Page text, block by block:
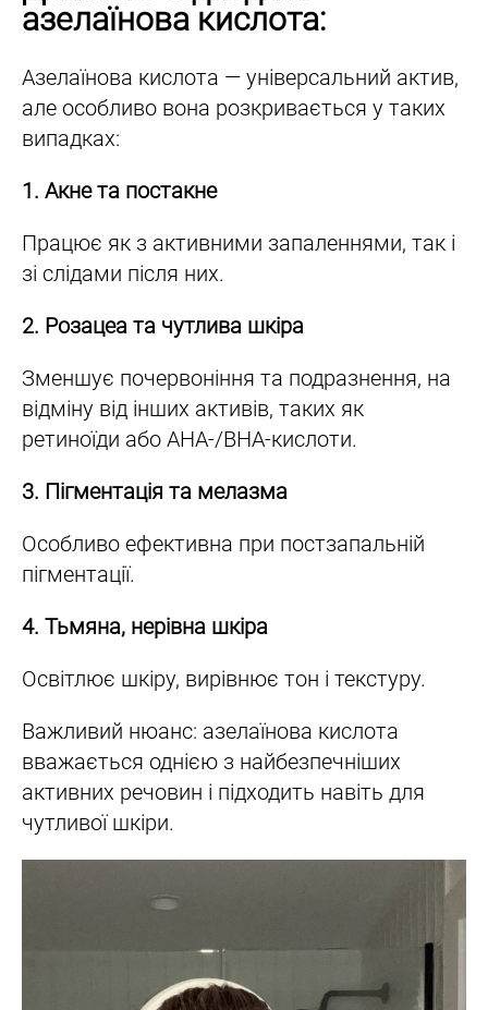
азелаїнова кислота:
Азелаїнова кислота — універсальний актив,
але особливо вона розкривається у таких
випадках:
1. Акне та постакне
Працює як з активними запаленнями, так і
зі слідами після них.
2. Розацеа та чутлива шкіра
Зменшує почервоніння та подразнення, на
відміну від інших активів, таких як
ретиноїди або AHA-/BHA-кислоти.
3. Пігментація та мелазма
Особливо ефективна при постзапальній
пігментації.
4. Тьмяна, нерівна шкіра
Освітлює шкіру, вирівнює тон і текстуру.
Важливий нюанс: азелаїнова кислота
вважається однією з найбезпечніших
активних речовин і підходить навіть для
чутливої шкіри.